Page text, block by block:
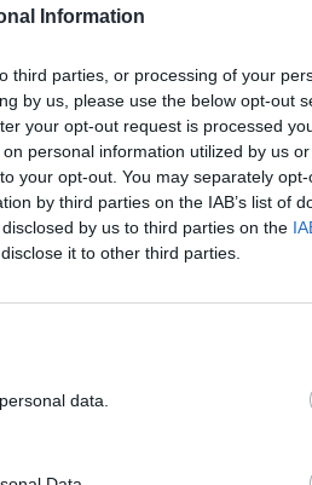
Information
third parties, or processing of your
by us, please use the below opt-out
your opt-out request is processed
personal information utilized by us
your opt-out. You may separately
by third parties on the IAB’s list of
by us to third parties on the
it to other third parties.
data.
a Come States?